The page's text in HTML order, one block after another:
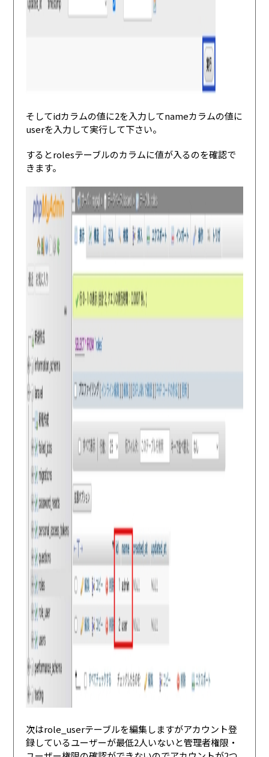
そしてidカラムの値に2を入力してnameカラムの値に
userを入力して実行して下さい。
するとrolesテーブルのカラムに値が入るのを確認で
きます。
次はrole_userテーブルを編集しますがアカウント登
録しているユーザーが最低2人いないと管理者権限・